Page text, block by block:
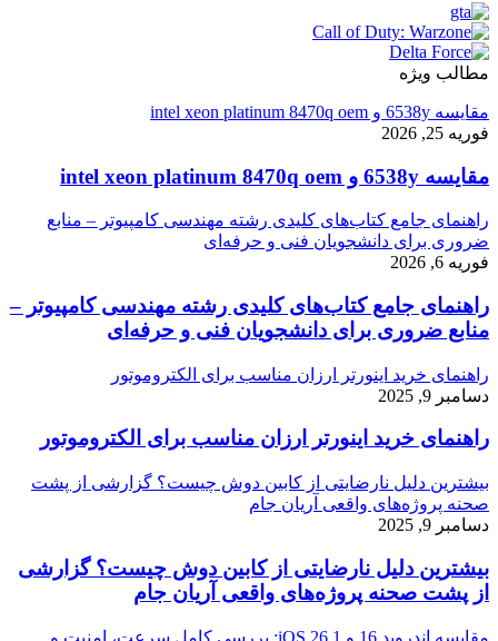
مطالب ویژه
مقایسه 6538y و intel xeon platinum 8470q oem
فوریه 25, 2026
مقایسه 6538y و intel xeon platinum 8470q oem
راهنمای جامع کتاب‌های کلیدی رشته مهندسی کامپیوتر – منابع
ضروری برای دانشجویان فنی و حرفه‌ای
فوریه 6, 2026
راهنمای جامع کتاب‌های کلیدی رشته مهندسی کامپیوتر –
منابع ضروری برای دانشجویان فنی و حرفه‌ای
راهنمای خرید اینورتر ارزان مناسب برای الکتروموتور
دسامبر 9, 2025
راهنمای خرید اینورتر ارزان مناسب برای الکتروموتور
بیشترین دلیل نارضایتی از کابین دوش چیست؟ گزارشی از پشت
صحنه پروژه‌های واقعی آریان جام
دسامبر 9, 2025
بیشترین دلیل نارضایتی از کابین دوش چیست؟ گزارشی
از پشت صحنه پروژه‌های واقعی آریان جام
مقایسه اندروید 16 و iOS 26.1: بررسی کامل سرعت، امنیت و